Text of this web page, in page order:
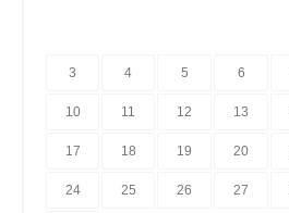
3 4 5 6
10 11 12 13
17 18 19 20
24 25 26 27